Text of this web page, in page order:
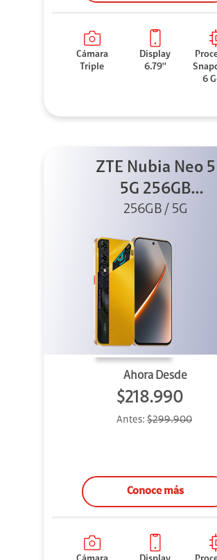
Cámara
Triple
Display
6.79''
6
ZTE Nubia Neo 5
5G 256GB
Dorado
256GB / 5G
Ahora Desde
$218.990
Antes: $299.900
Conoce más